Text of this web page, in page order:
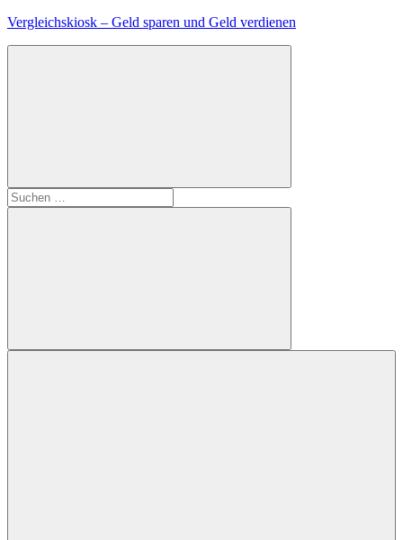
Zum
Vergleichskiosk – Geld sparen und Geld verdienen
Suchen
nach:
Suchen